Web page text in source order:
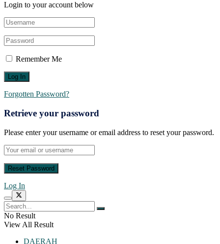
Login to your account below
Remember Me
Forgotten Password?
Retrieve your password
Please enter your username or email address to reset your password.
Log In
No Result
View All Result
DAERAH